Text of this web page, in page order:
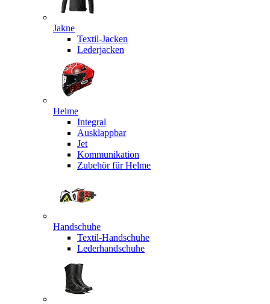
Jakne
Textil-Jacken
Lederjacken
Helme
Integral
Ausklappbar
Jet
Kommunikation
Zubehör für Helme
Handschuhe
Textil-Handschuhe
Lederhandschuhe